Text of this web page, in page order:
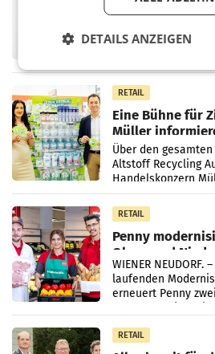
überraschend
Fernsehkonzern
RETAIL
Eine Bühne für
Müller
Über den
Altstoff Recycling
Handelskonzern
„Kreislauf-
Müller-Filialen
RETAIL
Penny
Ober- und
WIENER
laufenden
erneuert Penny
RETAIL
DETAILS ANZEIGEN